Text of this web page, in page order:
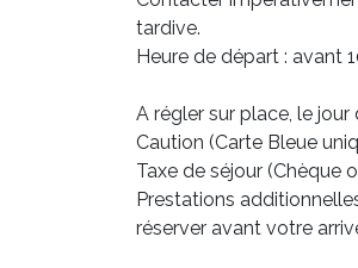
tardive.
Heure de départ : avant
A régler sur place, le jour
Caution (Carte Bleue
Taxe de séjour (Chèque
Prestations
réserver avant votre